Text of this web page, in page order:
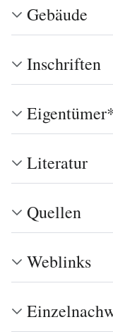
Gebäude
Inschriften
Literatur
Quellen
Weblinks